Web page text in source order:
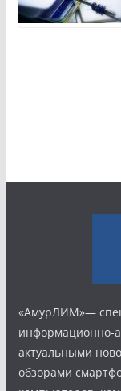
«АмурЛИМ»—
информационно-
актуальными
обзорами